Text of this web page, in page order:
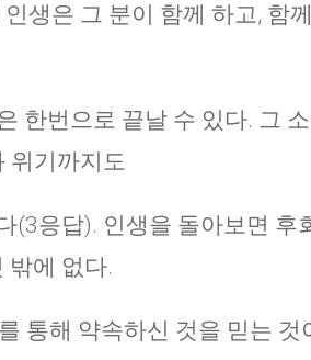
생은 그 분이 함께 하고, 함
한번으로 끝날 수 있다. 그
위기까지도
(3응답). 인생을 돌아보면 후
밖에 없다.
통해 약속하신 것을 믿는